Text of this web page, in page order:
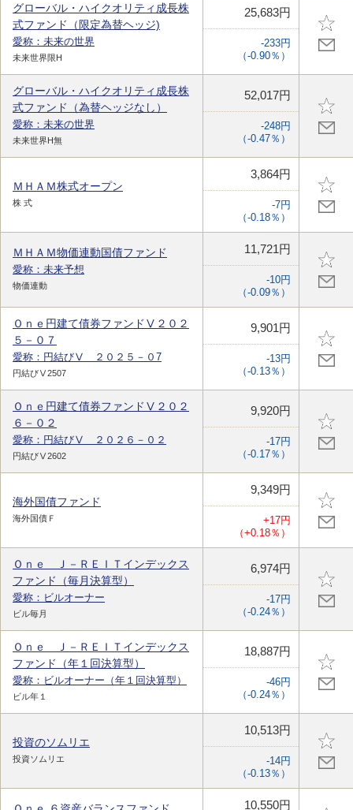
グローバル・ハイクオリティ成長株
式ファンド（限定為替ヘッジ)
愛称：未来の世界
未来世界限H
25,683円
-233円
（-0.90％）
グローバル・ハイクオリティ成長株
式ファンド（為替ヘッジなし）
愛称：未来の世界
未来世界H無
52,017円
-248円
（-0.47％）
ＭＨＡＭ株式オープン
株 式
3,864円
-7円
（-0.18％）
ＭＨＡＭ物価連動国債ファンド
愛称：未来予想
物価連動
11,721円
-10円
（-0.09％）
Ｏｎｅ円建て債券ファンドⅤ２０２
５－０７
愛称：円結びⅤ ２０２５－０7
円結びⅤ2507
9,901円
-13円
（-0.13％）
Ｏｎｅ円建て債券ファンドⅤ２０２
６－０２
愛称：円結びⅤ ２０２６－０２
円結びⅤ2602
9,920円
-17円
（-0.17％）
海外国債ファンド
海外国債Ｆ
9,349円
+17円
（+0.18％）
Ｏｎｅ Ｊ－ＲＥＩＴインデックス
ファンド（毎月決算型）
愛称：ビルオーナー
ビル毎月
6,974円
-17円
（-0.24％）
Ｏｎｅ Ｊ－ＲＥＩＴインデックス
ファンド（年１回決算型）
愛称：ビルオーナー（年１回決算型）
ビル年１
18,887円
-46円
（-0.24％）
投資のソムリエ
投資ソムリエ
10,513円
-14円
（-0.13％）
10,550円